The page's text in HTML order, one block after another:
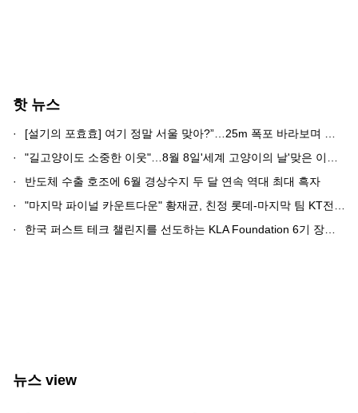
핫 뉴스
·
[설기의 포효효] 여기 정말 서울 맞아?”…25m 폭포 바라보며 커피 마시는 서대문 이색 카페
·
"길고양이도 소중한 이웃"…8월 8일'세계 고양이의 날'맞은 이스탄불 풍경
·
반도체 수출 호조에 6월 경상수지 두 달 연속 역대 최대 흑자
·
"마지막 파이널 카운트다운" 황재균, 친정 롯데-마지막 팀 KT전에서 은퇴식...팬 100명 대상 사인회도
·
한국 퍼스트 테크 챌린지를 선도하는 KLA Foundation 6기 장학팀 출범
뉴스 view